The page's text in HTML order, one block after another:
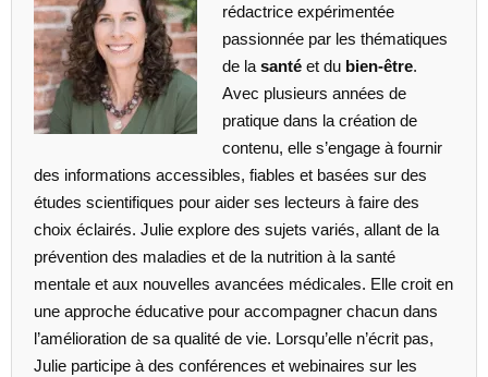
rédactrice expérimentée
passionnée par les thématiques
de la santéet du bien-être.
Avec plusieurs années de
pratique dans la création de
contenu, elle s’engage à fournir
des informations accessibles, fiables et basées sur des
études scientifiques pour aider ses lecteurs à faire des
choix éclairés. Julie explore des sujets variés, allant de la
prévention des maladies et de la nutrition à la santé
mentale et aux nouvelles avancées médicales. Elle croit en
une approche éducative pour accompagner chacun dans
l’amélioration de sa qualité de vie. Lorsqu’elle n’écrit pas,
Julie participe à des conférences et webinaires sur les